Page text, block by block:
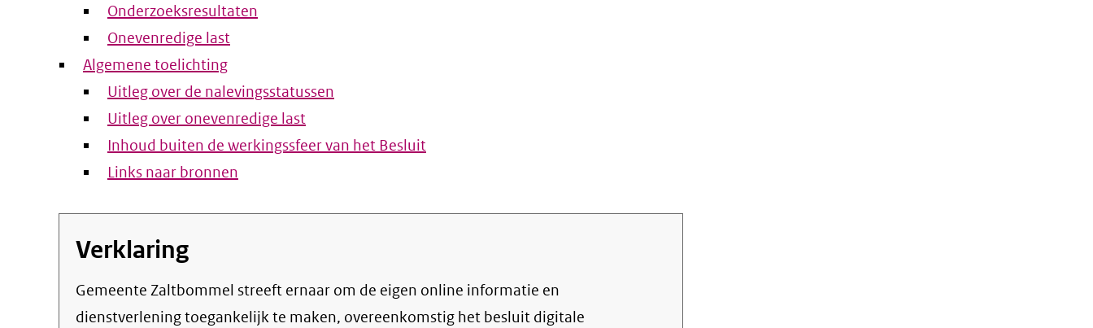
Onderzoeksresultaten
Onevenredige last
Algemene toelichting
Uitleg over de nalevingsstatussen
Uitleg over onevenredige last
Inhoud buiten de werkingssfeer van het Besluit
Links naar bronnen
Verklaring
Gemeente Zaltbommel streeft ernaar om de eigen online informatie en
dienstverlening toegankelijk te maken, overeenkomstig het besluit digitale